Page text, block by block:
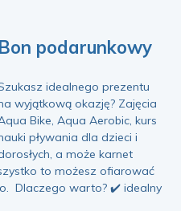
Bon podarunkowy
idealnego prezentu
wyjątkową okazję? Zajęcia
Bike, Aqua Aerobic, kurs
pływania dla dzieci i
a może karnet
to możesz ofiarować
Dlaczego warto? ✔️ idealny